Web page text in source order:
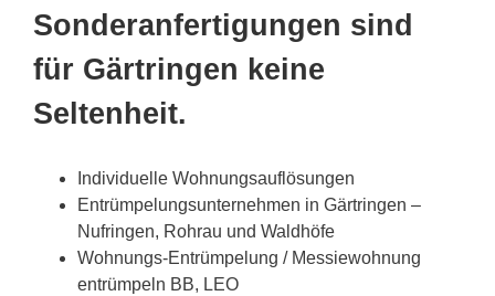
Sonderanfertigungen sind
für Gärtringen keine
Seltenheit.
Individuelle Wohnungsauflösungen
Entrümpelungsunternehmen in Gärtringen –
Nufringen, Rohrau und Waldhöfe
Wohnungs-Entrümpelung / Messiewohnung
entrümpeln BB, LEO